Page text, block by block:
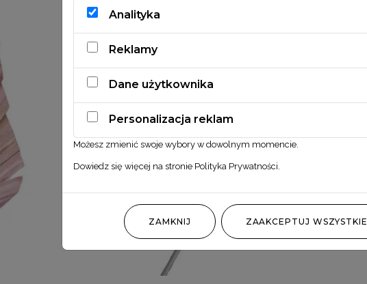
Analityka
Reklamy
Dane użytkownika
Personalizacja reklam
Możesz zmienić swoje wybory w dowolnym momencie.
Dowiedz się więcej na stronie Polityka Prywatności
ZAMKNIJ ZAAKCEPTUJ WSZYSTKIE